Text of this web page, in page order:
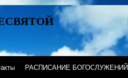
РАСПИСАНИЕ БОГОСЛУЖЕНИЙ